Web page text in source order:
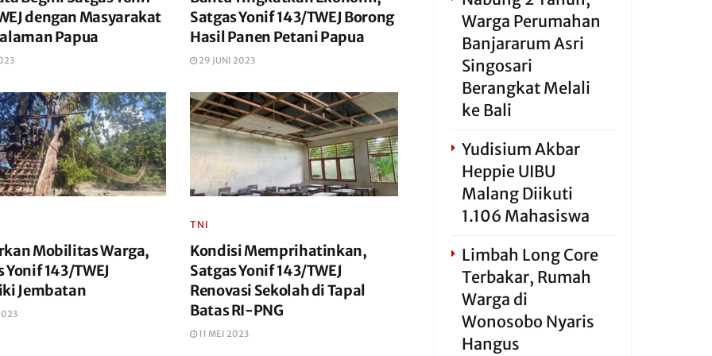
dengan Masyarakat
Papua
Satgas Yonif 143/TWEJ Borong
Hasil Panen Petani Papua
29 JUNI 2023
Mobilitas Warga,
Yonif 143/TWEJ
Jembatan
TNI
Kondisi Memprihatinkan,
Satgas Yonif 143/TWEJ
Renovasi Sekolah di Tapal
Batas RI-PNG
11 MEI 2023
Warga Perumahan
Banjararum Asri
Singosari
Berangkat Melali
ke Bali
Yudisium Akbar
Heppie UIBU
Malang Diikuti
1.106 Mahasiswa
Limbah Long Core
Terbakar, Rumah
Warga di
Wonosobo Nyaris
Hangus